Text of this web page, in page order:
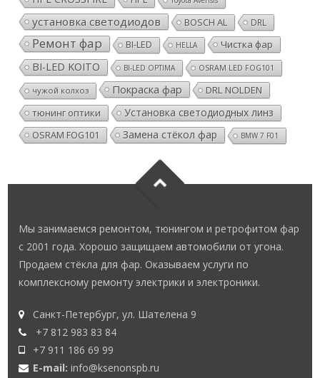
установка светодиодов BOSCH AL
Ремонт фар BI-LED HELLA Чистка фар
BI-LED KOITO BI-LED OPTIMA OSRAM LED FOG101
чужой колхоз Покраска фар
DRL NOLDEN
тюнинг оптики
Установка светодиодных линз
OSRAM FOG101 Замена стёкол фар BMW 7 F01
с 2001 года. Хорошо защищаем автомобили от угона.
Продаем стёкла для фар. Оказываем услуги по
комплексному ремонту электрики и электроники.
+7 812 983 83 84
+7 911 186 69 99
E-mail:info@ksenonspb.ru